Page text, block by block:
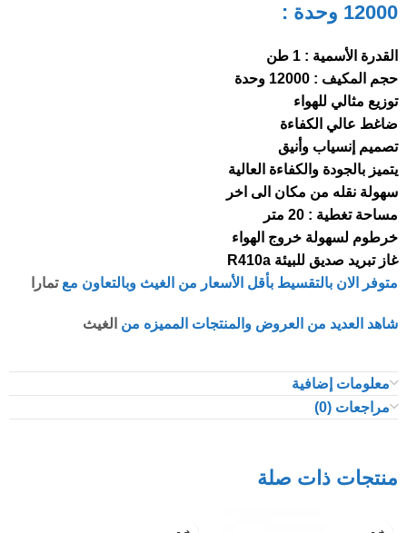
12000 وحدة :
القدرة الأسمية : 1 طن
حجم المكيف : 12000 وحدة
توزيع مثالي للهواء
ضاغط عالي الكفاءة
تصميم إنسياب وأنيق
يتميز بالجودة والكفاءة العالية
سهولة نقله من مكان الى اخر
مساحة تغطية : 20 متر
خرطوم لسهولة خروج الهواء
غاز تبريد صديق للبيئة R410a
متوفر الان بالتقسيط بأقل الأسعار من الغيث وبالتعاون معتمارا
شاهد العديد من العروض والمنتجات المميزه من الغيث
معلومات إضافية
مراجعات (0)
منتجات ذات صلة